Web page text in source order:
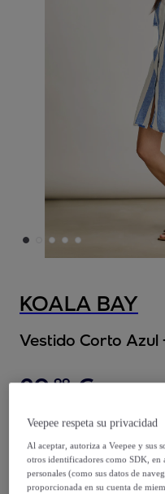
KOALA BAY
Vestido Corto Azul
29,99 €
54,95 €
-45
Guía de tallas
Veepee respeta su privacidad
Al aceptar, autoriza a Veepee y sus
otros identificadores como SDK, en
personales (como sus datos de
proporcionada en su cuenta de